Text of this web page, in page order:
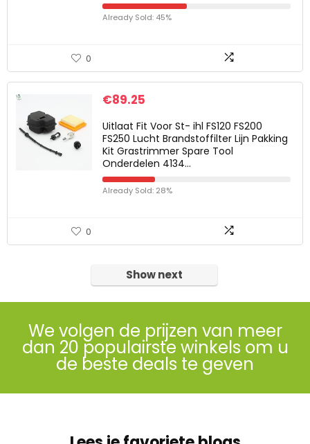
Already Sold: 45%
0
€89.25
Uitlaat Fit Voor St- ihl FS120 FS200
FS250 Lucht Brandstoffilter Lijn Pakking
Kit Grastrimmer Spare Tool
Onderdelen 4134…
Already Sold: 28%
0
Show next
We volgen de prijzen van meer
dan 20 populairste winkels om u
de beste deals te geven